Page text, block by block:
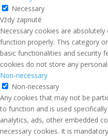
Necessary
Vždy zapnuté
Necessary cookies are
function properly. This category
basic functionalities and security
cookies do not store any
Non-necessary
Non-necessary
Any cookies that may not be
to function and is used
analytics, ads, other embedded
necessary cookies. It is